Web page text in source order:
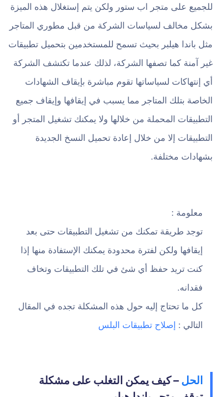
للجميع على متجر اب ستور ولكن يتم إستغلال هذه الميزة
بشكل مخالف لسياسات الشركة من قبل مطوري المتاجر
مثل باندا هيلبر بحيث تسمح للمستخدمين بتحميل تطبيقات
غير آمنة كما تصفها الشركة، لذلك عندما تكتشف الشركة
أي إنتهاكات لسياساتها تقوم مباشرة بإيقاف الشهادات
الخاصة بتلك المتاجر مما يسبب في إيقافها وإيقاف جميع
التطبيقات المحملة من خلالها ولا يمكنك تشغيل المتجر أو
التطبيقات إلا من خلال إعادة تحميل النسخ الجديدة
بشهادات مختلفة.
معلومة :
توجد طريقة تمكنك من تشغيل التطبيقات حتى بعد
إيقافها ولكن لفترة محدودة يمكنك الإستفادة منها إذا
كنت تريد حفظ أي شئ في تلك التطبيقات وتخاف
فقدانه.
كل ما تحتاج إليه حول هذه المشكلة تجده في المقال
التالي : إصلاح تطبيقات البلس
الحل– كيف يمكن التغلب على مشكلة